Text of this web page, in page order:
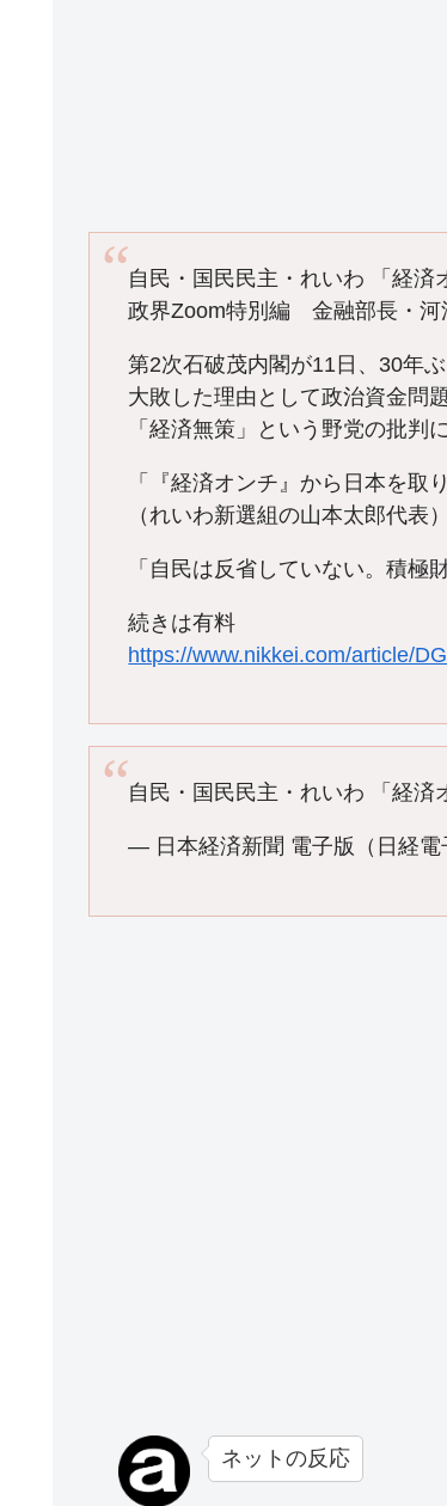
自民・国民民主・れいわ 「経済
政界Zoom特別編 金融部長・河
第2次石破茂内閣が11日、30年
大敗した理由として政治資金問
「経済無策」という野党の批判
「『経済オンチ』から日本を取
（れいわ新選組の山本太郎代表）
「自民は反省していない。積
続きは有料
https://www.nikkei.com/article/
自民・国民民主・れいわ 「経済
— 日本経済新聞 電子版（日経電
ネットの反応